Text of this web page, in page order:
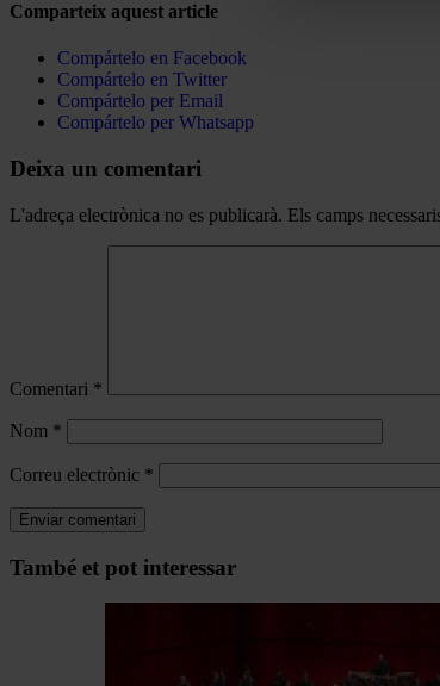
Comparteix aquest article
Compártelo en Facebook
Compártelo en Twitter
Compártelo per Email
Compártelo per Whatsapp
Deixa un comentari
L'adreça electrònica no es publicarà. Els camps
Comentari *
Nom *
Correu electrònic *
Navegar
També et pot interessar